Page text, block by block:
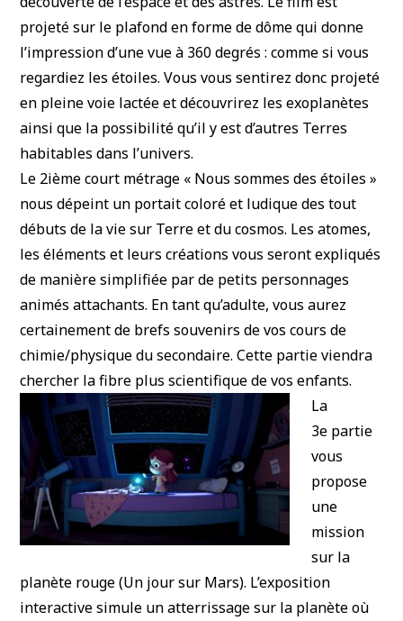
projeté sur le plafond en forme de dôme qui donne
l’impression d’une vue à 360 degrés : comme si vous
regardiez les étoiles. Vous vous sentirez donc projeté
en pleine voie lactée et découvrirez les exoplanètes
ainsi que la possibilité qu’il y est d’autres Terres
habitables dans l’univers.
Le 2ième court métrage « Nous sommes des étoiles »
nous dépeint un portait coloré et ludique des tout
débuts de la vie sur Terre et du cosmos. Les atomes,
les éléments et leurs créations vous seront expliqués
de manière simplifiée par de petits personnages
animés attachants. En tant qu’adulte, vous aurez
certainement de brefs souvenirs de vos cours de
chimie/physique du secondaire. Cette partie viendra
chercher la fibre plus scientifique de vos enfants.
La
3e partie
vous
propose
une
mission
sur la
planète rouge (Un jour sur Mars). L’exposition
interactive simule un atterrissage sur la planète où